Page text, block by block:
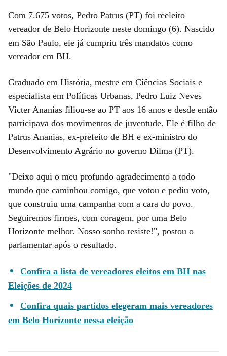
Com 7.675 votos, Pedro Patrus (PT) foi reeleito
vereador de Belo Horizonte neste domingo (6). Nascido
em São Paulo, ele já cumpriu três mandatos como
vereador em BH.
Graduado em História, mestre em Ciências Sociais e
especialista em Políticas Urbanas, Pedro Luiz Neves
Victer Ananias filiou-se ao PT aos 16 anos e desde então
participava dos movimentos de juventude. Ele é filho de
Patrus Ananias, ex-prefeito de BH e ex-ministro do
Desenvolvimento Agrário no governo Dilma (PT).
"Deixo aqui o meu profundo agradecimento a todo
mundo que caminhou comigo, que votou e pediu voto,
que construiu uma campanha com a cara do povo.
Seguiremos firmes, com coragem, por uma Belo
Horizonte melhor. Nosso sonho resiste!", postou o
parlamentar após o resultado.
Confira a lista de vereadores eleitos em BH nas
Eleições de 2024
Confira quais partidos elegeram mais vereadores
em Belo Horizonte nessa eleição